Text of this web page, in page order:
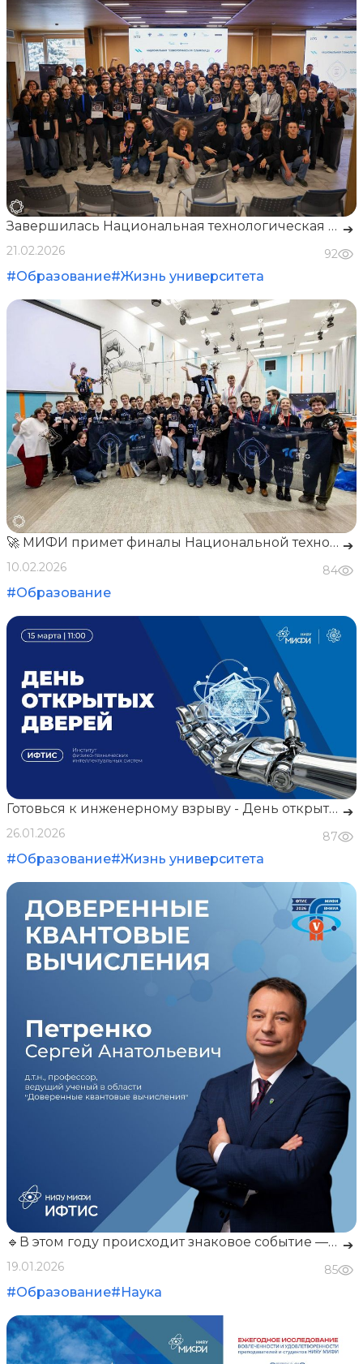
Завершилась Национальная технологическая олимпиада по профилю "Ядерные технологии" ➔
21.02.2026 92
#Образование#Жизнь университета
🚀 МИФИ примет финалы Национальной технологической олимпиады ➔
10.02.2026 84
#Образование
Готовься к инженерному взрыву - День открытых дверей ИФТИС в МИФИ! ➔
26.01.2026 87
#Образование#Жизнь университета
🔹В этом году происходит знаковое событие — мы открываем новое направление: «Доверенные квантовые вычисления» на конфренции ФТИС-2026.🔹 ➔
19.01.2026 85
#Образование#Наука